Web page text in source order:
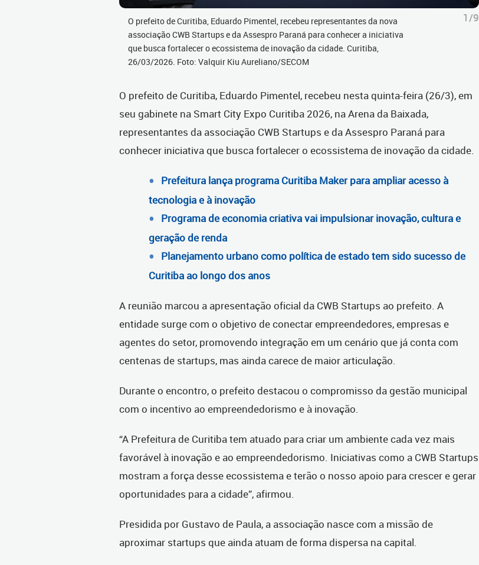
O prefeito de Curitiba, Eduardo Pimentel, recebeu representantes da nova
associação CWB Startups e da Assespro Paraná para conhecer a iniciativa
que busca fortalecer o ecossistema de inovação da cidade. Curitiba,
26/03/2026. Foto: Valquir Kiu Aureliano/SECOM
1/9
O prefeito de Curitiba, Eduardo Pimentel, recebeu nesta quinta-feira (26/3), em
seu gabinete na Smart City Expo Curitiba 2026, na Arena da Baixada,
representantes da associação CWB Startups e da Assespro Paraná para
conhecer iniciativa que busca fortalecer o ecossistema de inovação da cidade.
Prefeitura lança programa Curitiba Maker para ampliar acesso à
tecnologia e à inovação
Programa de economia criativa vai impulsionar inovação, cultura e
geração de renda
Planejamento urbano como política de estado tem sido sucesso de
Curitiba ao longo dos anos
A reunião marcou a apresentação oficial da CWB Startups ao prefeito. A
entidade surge com o objetivo de conectar empreendedores, empresas e
agentes do setor, promovendo integração em um cenário que já conta com
centenas de startups, mas ainda carece de maior articulação.
Durante o encontro, o prefeito destacou o compromisso da gestão municipal
com o incentivo ao empreendedorismo e à inovação.
“A Prefeitura de Curitiba tem atuado para criar um ambiente cada vez mais
favorável à inovação e ao empreendedorismo. Iniciativas como a CWB Startups
mostram a força desse ecossistema e terão o nosso apoio para crescer e gerar
oportunidades para a cidade”, afirmou.
Presidida por Gustavo de Paula, a associação nasce com a missão de
aproximar startups que ainda atuam de forma dispersa na capital.